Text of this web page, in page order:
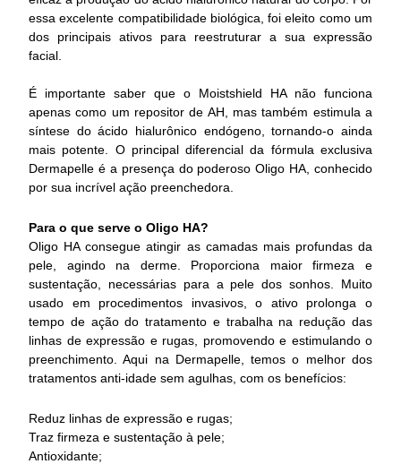
essa excelente compatibilidade biológica, foi eleito como um
dos principais ativos para reestruturar a sua expressão
facial.
É importante saber que o Moistshield HA não funciona
apenas como um repositor de AH, mas também estimula a
síntese do ácido hialurônico endógeno, tornando-o ainda
mais potente. O principal diferencial da fórmula exclusiva
Dermapelle é a presença do poderoso Oligo HA, conhecido
por sua incrível ação preenchedora.
Para o que serve o Oligo HA?
Oligo HA consegue atingir as camadas mais profundas da
pele, agindo na derme. Proporciona maior firmeza e
sustentação, necessárias para a pele dos sonhos. Muito
usado em procedimentos invasivos, o ativo prolonga o
tempo de ação do tratamento e trabalha na redução das
linhas de expressão e rugas, promovendo e estimulando o
preenchimento. Aqui na Dermapelle, temos o melhor dos
tratamentos anti-idade sem agulhas, com os benefícios:
Reduz linhas de expressão e rugas;
Traz firmeza e sustentação à pele;
Antioxidante;